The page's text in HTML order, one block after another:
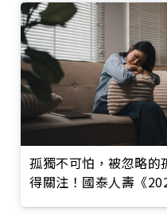
孤獨不可怕，被忽略的
得關注！國泰人壽《